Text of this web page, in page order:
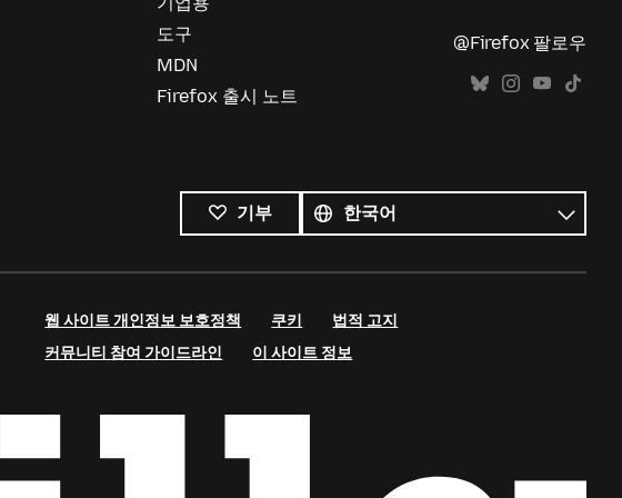
도구
MDN
Firefox 출시 노트
@Firefox 팔로우
기부
언어
언어
웹 사이트 개인정보 보호정책 쿠키
법적 고지
커뮤니티 참여 가이드라인
이 사이트 정보